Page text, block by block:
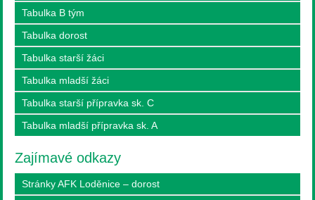
Tabulka B tým
Tabulka dorost
Tabulka starší žáci
Tabulka mladší žáci
Tabulka starší přípravka sk. C
Tabulka mladší přípravka sk. A
Zajímavé odkazy
Stránky AFK Loděnice – dorost